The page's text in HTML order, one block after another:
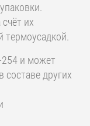
их
термоусадкой.
и может
составе других